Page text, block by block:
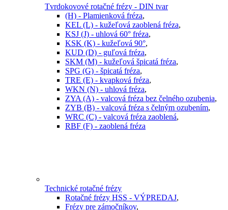
Tvrdokovové rotačné frézy - DIN tvar
(H) - Plamienková fréza,
KEL (L) - kužeľová zaoblená fréza,
KSJ (J) - uhlová 60° fréza,
KSK (K) - kužeľová 90°,
KUD (D) - guľová fréza,
SKM (M) - kužeľová špicatá fréza,
SPG (G) - špicatá fréza,
TRE (E) - kvapková fréza,
WKN (N) - uhlová fréza,
ZYA (A) - valcová fréza bez čelného ozubenia,
ZYB (B) - valcová fréza s čelným ozubením,
WRC (C) - valcová fréza zaoblená,
RBF (F) - zaoblená fréza
Technické rotačné frézy
Rotačné frézy HSS - VÝPREDAJ,
Frézy pre zámočníkov,